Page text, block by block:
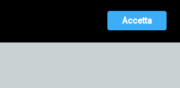
Accetta